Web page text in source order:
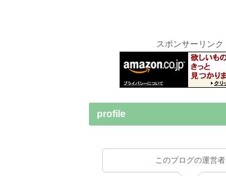
スポンサーリンク
profile
このブログの運営者